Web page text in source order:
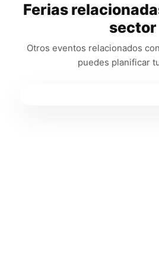
Ferias
sector
Otros eventos relacionados
puedes planificar